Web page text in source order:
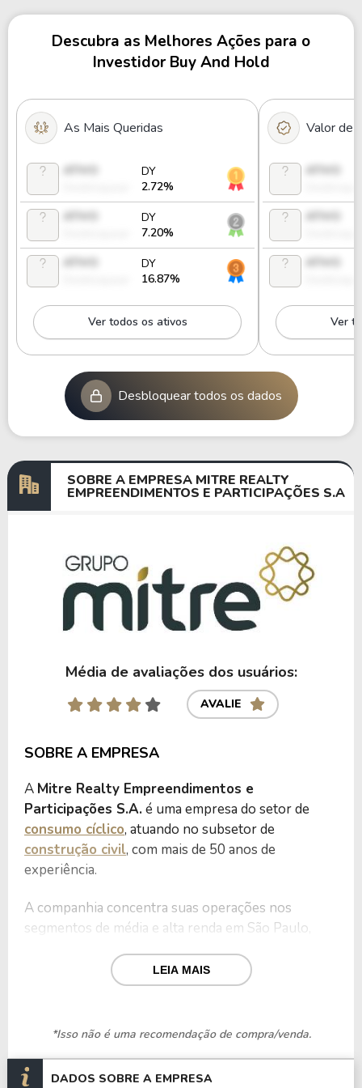
Descubra as Melhores Ações para o
Investidor Buy And Hold
As Mais Queridas
DY
2.72%
DY
7.20%
DY
16.87%
Ver todos os ativos
Valor de
Ver
Desbloquear todos os dados
SOBRE A EMPRESA MITRE REALTY
EMPREENDIMENTOS E PARTICIPAÇÕES S.A
Média de avaliações dos usuários:
AVALIE
SOBRE A EMPRESA
A Mitre Realty Empreendimentos e
Participações S.A.é uma empresa do setor de
consumo cíclico, atuando no subsetor de
construção civil, com mais de 50 anos de
experiência.
A companhia concentra suas operações nos
segmentos de média e alta renda em São Paulo,
regiões estratégicas como Brooklin, Butantã,
Freguesia do Ó, Pinheiros, Vila Mariana, Vila
a Mitre busca atender ao mercado com soluções
LEIA MAIS
*Isso não é uma recomendação de compra/venda.
DADOS SOBRE A EMPRESA